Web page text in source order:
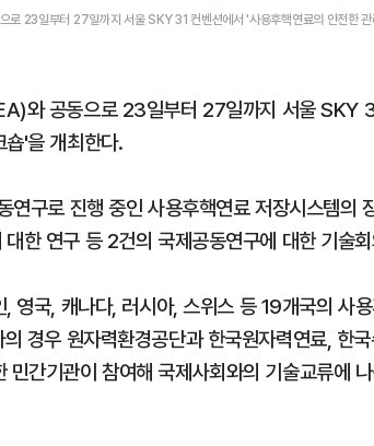
로 23일부터 27일까지 서울 SKY 31 컨벤션에서 '사용후핵연료의 안전한
와 공동으로 23일부터 27일까지 서울 SKY
'을 개최한다.
구로 진행 중인 사용후핵연료 저장시스템의
한 연구 등 2건의 국제공동연구에 대한 기술
영국, 캐나다, 러시아, 스위스 등 19개국의 사
경우 원자력환경공단과 한국원자력연료, 한
간기관이 참여해 국제사회와의 기술교류에